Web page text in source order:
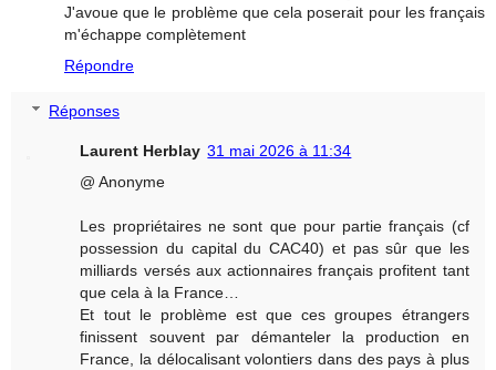
J'avoue que le problème que cela poserait pour les français
m'échappe complètement
Répondre
Réponses
Laurent Herblay 31 mai 2026 à 11:34
@ Anonyme
Les propriétaires ne sont que pour partie français (cf
possession du capital du CAC40) et pas sûr que les
milliards versés aux actionnaires français profitent tant
que cela à la France…
Et tout le problème est que ces groupes étrangers
finissent souvent par démanteler la production en
France, la délocalisant volontiers dans des pays à plus